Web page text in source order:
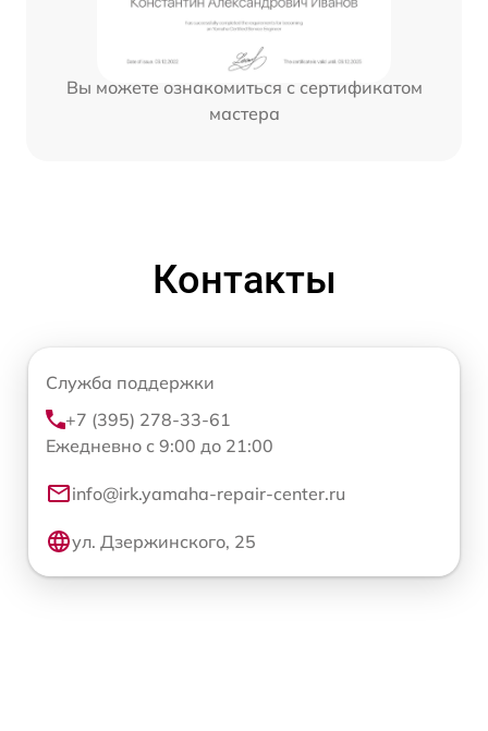
Вы можете ознакомиться с сертификатом
мастера
Контакты
Служба поддержки
+7 (395) 278-33-61
Ежедневно с 9:00 до 21:00
info@irk.yamaha-repair-center.ru
ул. Дзержинского, 25